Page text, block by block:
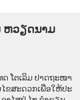
ຫວຽດນາມ
ດ ໂຕ​ເລິມ ປາດ​ຖະ​ໜາ​
ໄຂ​ສະ​ດວກ​ເພື່ອ​ໃຫ້​ປະ​